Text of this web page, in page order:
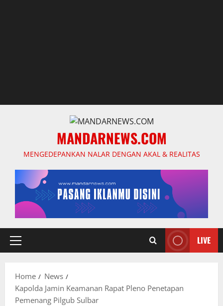
MANDARNEWS.COM
MENGEDEPANKAN NALAR DENGAN AKAL & REALITAS
Primary
LIVE
Home
News
Kapolda Jamin Keamanan Rapat Pleno Penetapan
Pemenang Pilgub Sulbar